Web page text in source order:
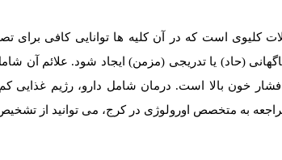
کلیوی است که در آن کلیه ها توانایی کافی
(حاد) یا تدریجی (مزمن) ایجاد شود. علائم آن
خون بالا است. درمان شامل دارو، رژیم غذایی
مراجعه به متخصص اورولوژی در کرج، می توانید از